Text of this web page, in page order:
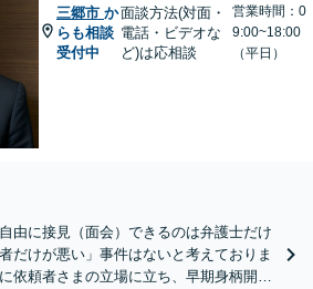
三郷市 か
らも相談
受付中
面談方法(対面・
電話・ビデオな
ど)は応相談
営業時間：0
9:00~18:00
（平日）
由に接見（面会）できるのは弁護士だけ
だけが悪い」事件はないと考えておりま
依頼者さまの立場に立ち、早期身柄開放